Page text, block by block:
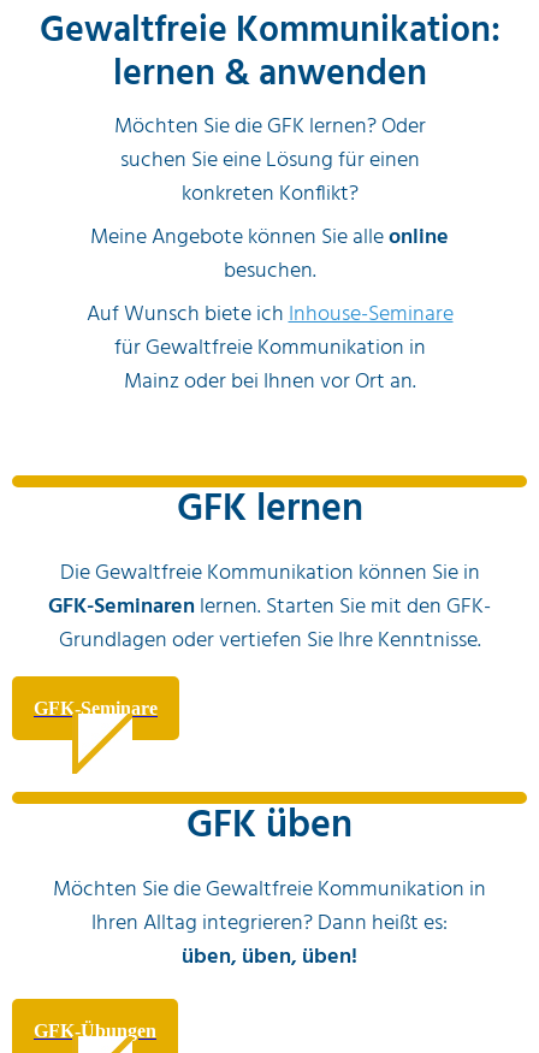
Gewaltfreie Kommunikation:
lernen & anwenden
Möchten Sie die GFK lernen? Oder
suchen Sie eine Lösung für einen
konkreten Konflikt?
Meine Angebote können Sie alleonline
besuchen.
Auf Wunsch biete ichInhouse-Seminare
für Gewaltfreie Kommunikation in
Mainz oder bei Ihnen vor Ort an.
GFK lernen
Die Gewaltfreie Kommunikation können Sie in
GFK-Seminarenlernen. Starten Sie mit den GFK-
Grundlagen oder vertiefen Sie Ihre Kenntnisse.
GFK-Seminare
GFK üben
Möchten Sie die Gewaltfreie Kommunikation in
Ihren Alltag integrieren? Dann heißt es:
üben, üben, üben!
GFK-Übungen